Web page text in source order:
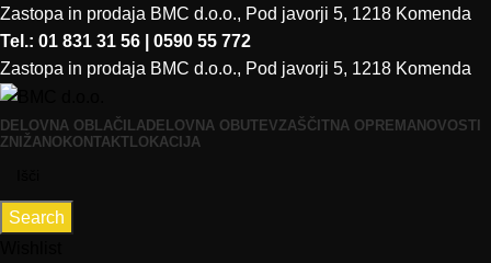
Zastopa in prodaja BMC d.o.o., Pod javorji 5, 1218 Komenda
Tel.: 01 831 31 56 | 0590 55 772
Zastopa in prodaja BMC d.o.o., Pod javorji 5, 1218 Komenda
DELOVNA OBLAČILA DELOVNA OBUTEVZAŠČITNA OPREMA NOVOSTI
ZNIŽANO KONTAKT LOKACIJA
Search